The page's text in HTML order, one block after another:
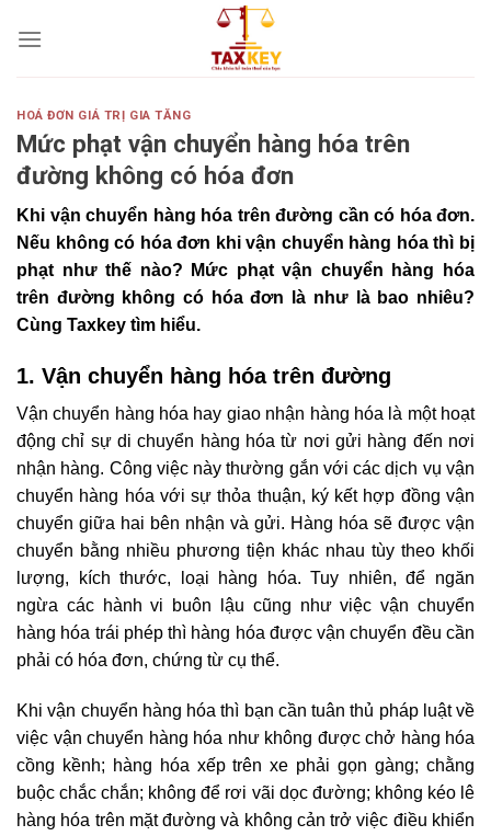
HOÁ ĐƠN GIÁ TRỊ GIA TĂNG
Mức phạt vận chuyển hàng hóa trên
đường không có hóa đơn
Khi vận chuyển hàng hóa trên đường cần có hóa đơn.
Nếu không có hóa đơn khi vận chuyển hàng hóa thì bị
phạt như thế nào? Mức phạt vận chuyển hàng hóa
trên đường không có hóa đơn là như là bao nhiêu?
Cùng Taxkey tìm hiểu.
1. Vận chuyển hàng hóa trên đường
Vận chuyển hàng hóa hay giao nhận hàng hóa là một hoạt
động chỉ sự di chuyển hàng hóa từ nơi gửi hàng đến nơi
nhận hàng. Công việc này thường gắn với các dịch vụ vận
chuyển hàng hóa với sự thỏa thuận, ký kết hợp đồng vận
chuyển giữa hai bên nhận và gửi. Hàng hóa sẽ được vận
chuyển bằng nhiều phương tiện khác nhau tùy theo khối
lượng, kích thước, loại hàng hóa. Tuy nhiên, để ngăn
ngừa các hành vi buôn lậu cũng như việc vận chuyển
hàng hóa trái phép thì hàng hóa được vận chuyển đều cần
phải có hóa đơn, chứng từ cụ thể.
Khi vận chuyển hàng hóa thì bạn cần tuân thủ pháp luật về
việc vận chuyển hàng hóa như không được chở hàng hóa
cồng kềnh; hàng hóa xếp trên xe phải gọn gàng; chằng
buộc chắc chắn; không để rơi vãi dọc đường; không kéo lê
hàng hóa trên mặt đường và không cản trở việc điều khiển